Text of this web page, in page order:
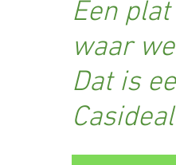
Een
waar
Dat is